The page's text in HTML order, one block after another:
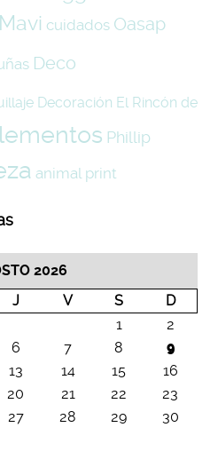
cuidados Oasap
Deco
Decoración El Rincón de
Phillip
animal print
2026
J V S
D
1
2
6 7 8
9
13 14 15
16
20 21 22
23
27 28 29
30